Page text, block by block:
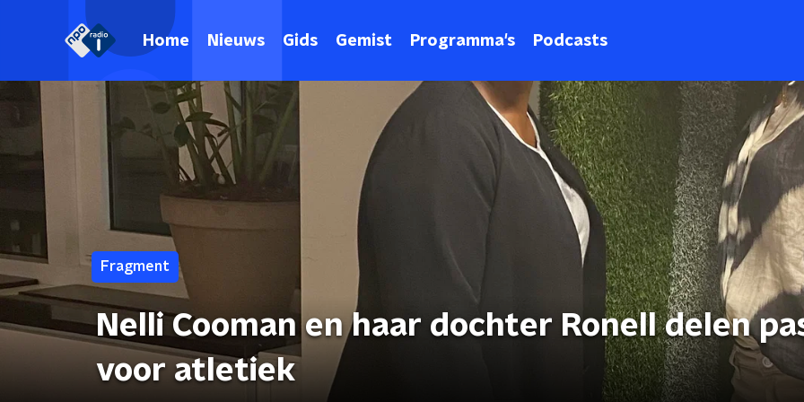
Home Nieuws Gids Gemist Programma's Podcasts
Fragment
Nelli Cooman en haar dochter Ronell delen
voor atletiek